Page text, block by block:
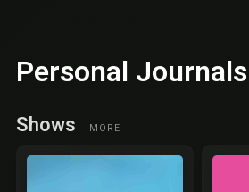
Personal Journals
Shows MORE